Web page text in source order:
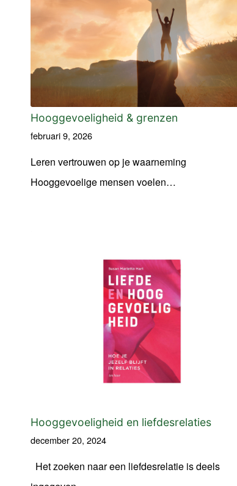
Hooggevoeligheid & grenzen
februari 9, 2026
Leren vertrouwen op je waarneming
Hooggevoelige mensen voelen…
Hooggevoeligheid en liefdesrelaties
december 20, 2024
Het zoeken naar een liefdesrelatie is deels